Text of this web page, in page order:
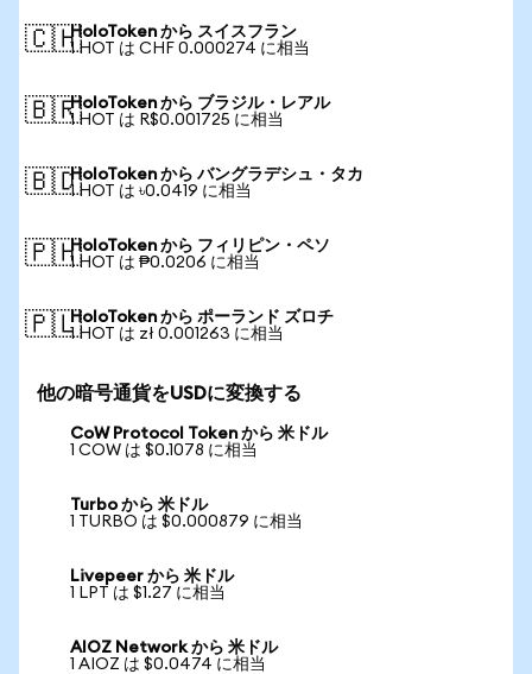
🇨🇭HoloToken から スイスフラン
1 HOT は CHF 0.000274 に相当
🇧🇷HoloToken から ブラジル・レアル
1 HOT は R$0.001725 に相当
🇧🇩HoloToken から バングラデシュ・タカ
1 HOT は ৳0.0419 に相当
🇵🇭HoloToken から フィリピン・ペソ
1 HOT は ₱0.0206 に相当
🇵🇱HoloToken から ポーランド ズロチ
1 HOT は zł 0.001263 に相当
他の暗号通貨をUSDに変換する
CoW Protocol Token から 米ドル
1 COW は $0.1078 に相当
Turbo から 米ドル
1 TURBO は $0.000879 に相当
Livepeer から 米ドル
1 LPT は $1.27 に相当
AIOZ Network から 米ドル
1 AIOZ は $0.0474 に相当